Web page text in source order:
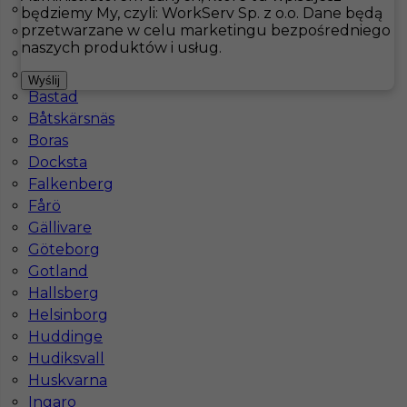
Hotistin Oferty pracyNorsjö
Pokaż filtr
Arjeplog
Arvidsjaur
Arvika
Åsele
Bastad
Båtskärsnäs
Boras
Docksta
Falkenberg
Fårö
Gällivare
Göteborg
Gotland
Hallsberg
Helsinborg
Huddinge
Hudiksvall
Huskvarna
Ingaro
Kucharz - kucharka: praca w Szwecji dla Ciebie!
Kategoria Kuchnia
Lokalizacja Norsjö
Wymagane języki
będziemy My, czyli: WorkServ Sp. z o.o. Dane będą
przetwarzane w celu marketingu bezpośredniego
naszych produktów i usług.
Wyślij